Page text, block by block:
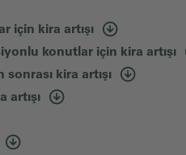
için kira artışı
konutlar için kira artışı
kira artışı
artışı